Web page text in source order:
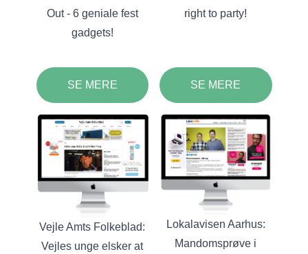
Out - 6 geniale fest
gadgets!
SE MERE
right to party!
SE MERE
Vejle Amts Folkeblad:
Vejles unge elsker at
Lokalavisen Aarhus:
Mandomsprøve i